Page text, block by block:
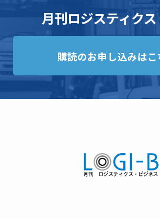
月刊ロジスティク
購読のお申し込みはこ